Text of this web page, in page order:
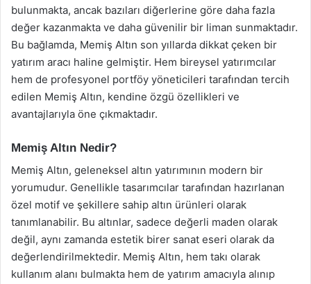
bulunmakta, ancak bazıları diğerlerine göre daha fazla
değer kazanmakta ve daha güvenilir bir liman sunmaktadır.
Bu bağlamda, Memiş Altın son yıllarda dikkat çeken bir
yatırım aracı haline gelmiştir. Hem bireysel yatırımcılar
hem de profesyonel portföy yöneticileri tarafından tercih
edilen Memiş Altın, kendine özgü özellikleri ve
avantajlarıyla öne çıkmaktadır.
Memiş Altın Nedir?
Memiş Altın, geleneksel altın yatırımının modern bir
yorumudur. Genellikle tasarımcılar tarafından hazırlanan
özel motif ve şekillere sahip altın ürünleri olarak
tanımlanabilir. Bu altınlar, sadece değerli maden olarak
değil, aynı zamanda estetik birer sanat eseri olarak da
değerlendirilmektedir. Memiş Altın, hem takı olarak
kullanım alanı bulmakta hem de yatırım amacıyla alınıp